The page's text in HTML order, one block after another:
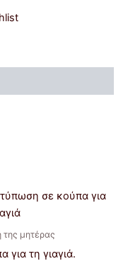
της μητέρας
για τη γιαγιά.